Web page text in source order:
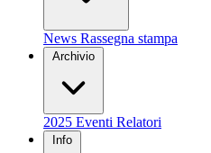
News Rassegna stampa
Archivio
2025 Eventi Relatori
Info